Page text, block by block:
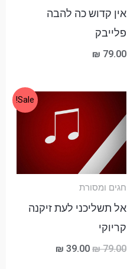
אין קדוש כה להבה
פלייבק
₪ 79.00
Sale!
חגים ומסורת
אל תשליכני לעת זיקנה
קריוקי
₪79.00
המקורי
₪ 39.00
המחיר
הנוכחי
₪ 39.00.